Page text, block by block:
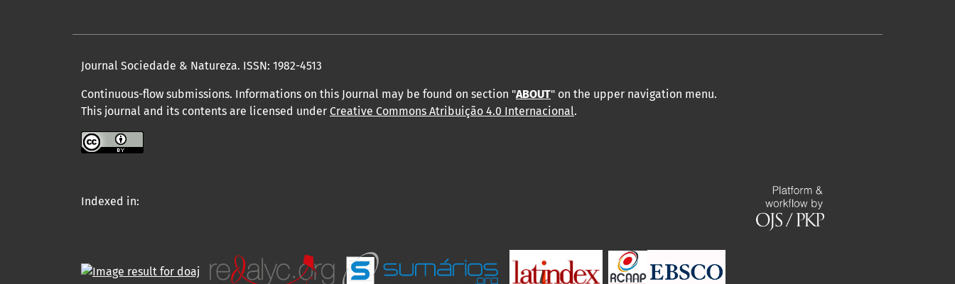
Journal Sociedade & Natureza. ISSN: 1982-4513
Continuous-flow submissions. Informations on this Journal may be found on section "ABOUT" on the upper navigation menu.
This journal and its contents are licensed under Creative Commons Atribuição 4.0 Internacional.
Indexed in: